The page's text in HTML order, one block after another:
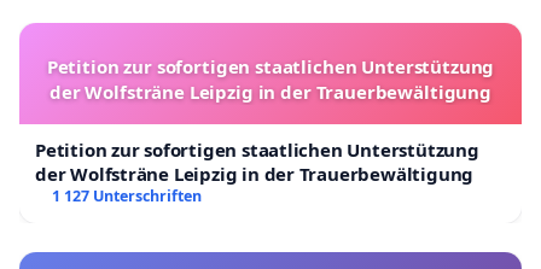
Petition zur sofortigen staatlichen Unterstützung
der Wolfsträne Leipzig in der Trauerbewältigung
Petition zur sofortigen staatlichen Unterstützung
der Wolfsträne Leipzig in der Trauerbewältigung
1 127 Unterschriften